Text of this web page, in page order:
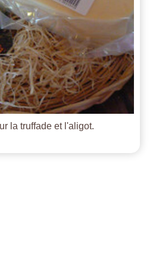
la truffade et l'aligot.